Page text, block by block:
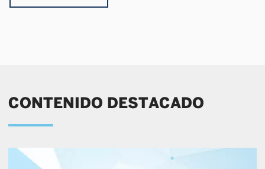
CONTENIDO DESTACADO